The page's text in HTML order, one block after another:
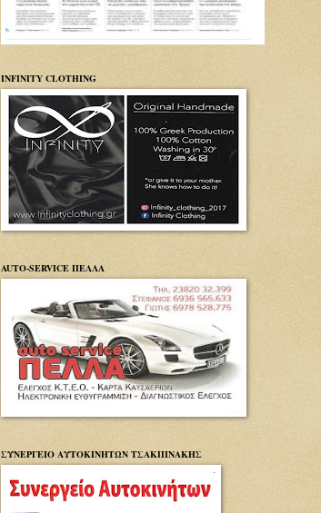
INFINITY CLOTHING
AUTO-SERVICE ΠΕΛΛΑ
ΣΥΝΕΡΓΕΙΟ ΑΥΤΟΚΙΝΗΤΩΝ ΤΣΑΚΠΙΝΑΚΗΣ